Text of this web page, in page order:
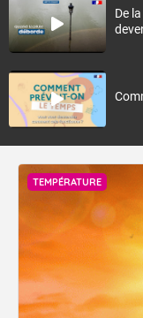
De
TEMPÉRATURE